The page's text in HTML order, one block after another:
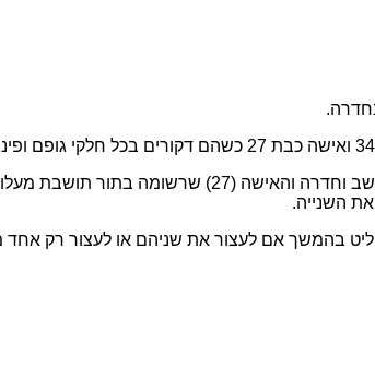
מחקירה ראשונית עלה כי בין השניים – הגבר
השנייה.
בהמשך אם לעצור את שניהם או לעצור רק